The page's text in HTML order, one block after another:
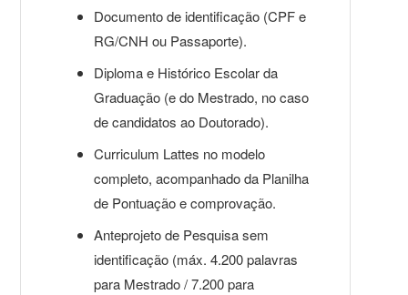
Documento de identificação (CPF e
RG/CNH ou Passaporte).
Diploma e Histórico Escolar da
Graduação (e do Mestrado, no caso
de candidatos ao Doutorado).
Curriculum Lattes no modelo
completo, acompanhado da Planilha
de Pontuação e comprovação.
Anteprojeto de Pesquisa sem
identificação (máx. 4.200 palavras
para Mestrado / 7.200 para